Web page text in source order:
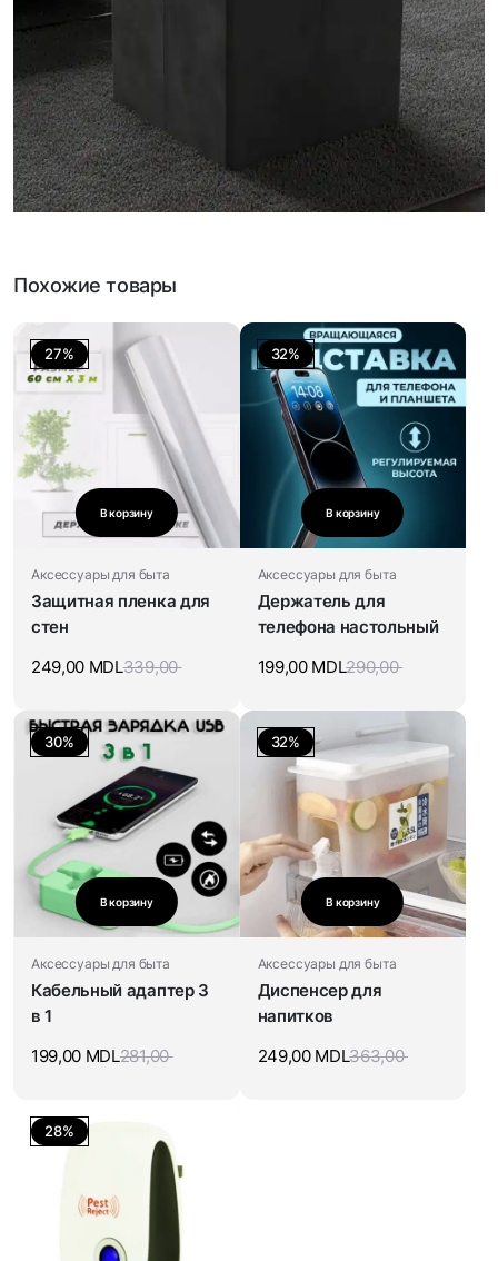
Похожие товары
27%
В корзину
Аксессуары для быта
Защитная пленка для
стен
339,00
249,00 MDL
32%
В корзину
Аксессуары для быта
Держатель для
телефона настольный
290,00
199,00 MDL
30%
В корзину
Аксессуары для быта
Кабельный адаптер 3
в 1
281,00
199,00 MDL
32%
В корзину
Аксессуары для быта
Диспенсер для
напитков
363,00
249,00 MDL
28%